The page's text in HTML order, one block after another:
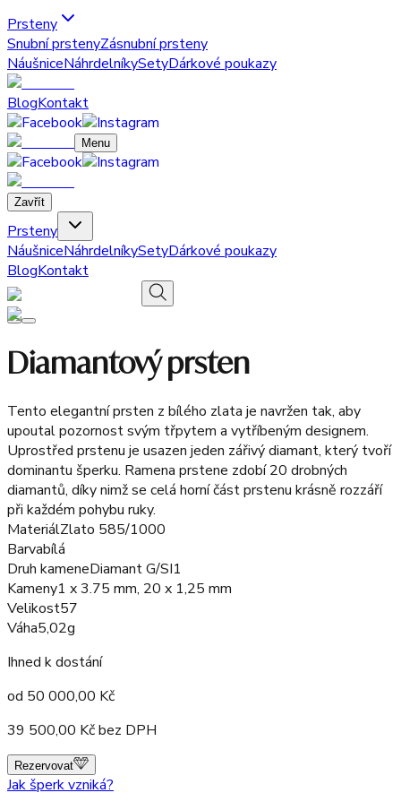
Prsteny
Snubní prstenyZásnubní prsteny
NáušniceNáhrdelníkySetyDárkové poukazy
BlogKontakt
Menu
Zavřít
Prsteny
NáušniceNáhrdelníkySetyDárkové poukazy
BlogKontakt
Diamantový prsten
Tento elegantní prsten z bílého zlata je navržen tak, aby
upoutal pozornost svým třpytem a vytříbeným designem.
Uprostřed prstenu je usazen jeden zářivý diamant, který tvoří
dominantu šperku. Ramena prstene zdobí 20 drobných
diamantů, díky nimž se celá horní část prstenu krásně rozzáří
při každém pohybu ruky.
MateriálZlato 585/1000
Barvabílá
Druh kameneDiamant G/SI1
Kameny1 x 3.75 mm, 20 x 1,25 mm
Velikost57
Váha5,02g
Ihned k dostání
od 50 000,00 Kč
39 500,00 Kč bez DPH
Rezervovat
Jak šperk vzniká?